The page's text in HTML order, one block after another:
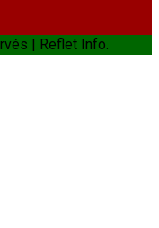
| Reflet Info.